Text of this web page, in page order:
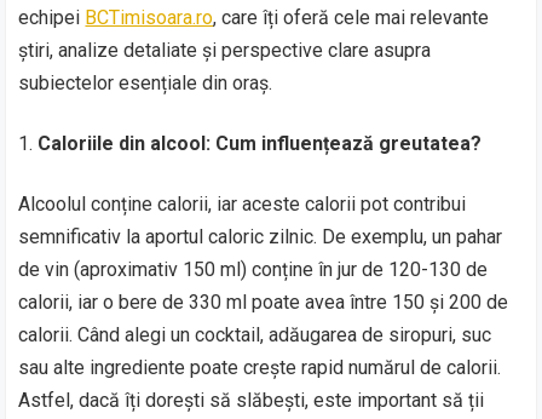
echipei BCTimisoara.ro, care îți oferă cele mai relevante
știri, analize detaliate și perspective clare asupra
subiectelor esențiale din oraș.
Caloriile din alcool: Cum influențează greutatea?
Alcoolul conține calorii, iar aceste calorii pot contribui
semnificativ la aportul caloric zilnic. De exemplu, un pahar
de vin (aproximativ 150 ml) conține în jur de 120-130 de
calorii, iar o bere de 330 ml poate avea între 150 și 200 de
calorii. Când alegi un cocktail, adăugarea de siropuri, suc
sau alte ingrediente poate crește rapid numărul de calorii.
Astfel, dacă îți dorești să slăbești, este important să ții